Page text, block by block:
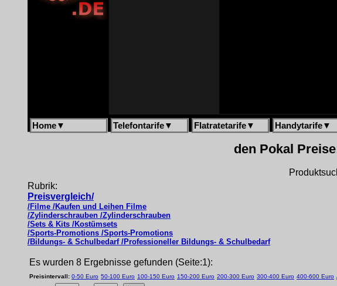
Home▼ Telefontarife▼ Flatratetarife▼ Handytarife▼
den Pokal
Rubrik:
Preisvergleich/
/Filme /Kaufen und Leihen Filme
/Zylinderschrauben /Zylinderschrauben
/Sets & Kits /Kostümsets
/Sports-Promotions /Sports-Promotions
/Bildungs- & Schulbedarf /Professioneller Bildungs- & Schulbedarf
Es wurden 8 Ergebnisse gefunden (Seite:1):
Preisintervall: 0-50 Euro 50-100 Euro 100-150 Euro 150-200 Euro 200-300 Euro 300-400 Euro 400-600 Euro